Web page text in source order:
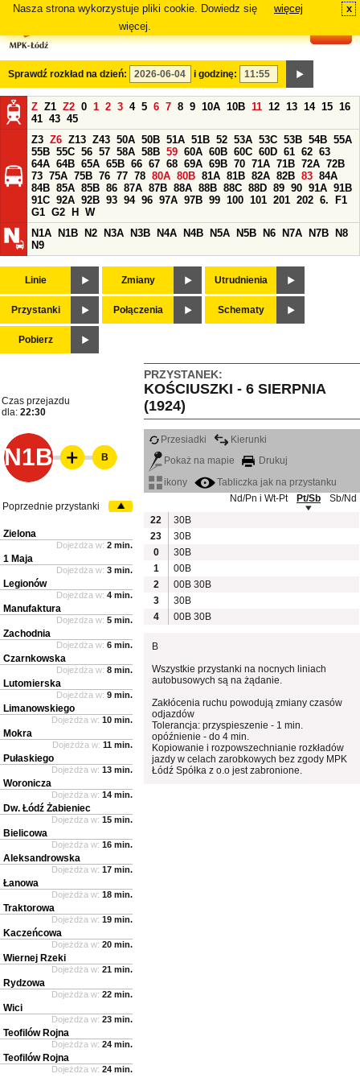
Nasza strona wykorzystuje pliki cookie. Dowiedz się
więcej.
więcej x
Sprawdź rozkład na dzień: i godzinę:
Z Z1 Z2 0 1 2 3 4 5 6 7 8 9 10A 10B 11 12 13 14 15 16
41 43 45
Z3 Z6 Z13 Z43 50A 50B 51A 51B 52 53A 53C 53B 54B 55A
55B 55C 56 57 58A 58B 59 60A 60B 60C 60D 61 62 63
64A 64B 65A 65B 66 67 68 69A 69B 70 71A 71B 72A 72B
73 75A 75B 76 77 78 80A 80B 81A 81B 82A 82B 83 84A
84B 85A 85B 86 87A 87B 88A 88B 88C 88D 89 90 91A 91B
91C 92A 92B 93 94 96 97A 97B 99 100 101 201 202 6.
F1
G1 G2 H
W
N1A
N1B N2 N3A N3B N4A N4B N5A N5B N6 N7A N7B
N8
N9
Linie Zmiany Utrudnienia
Przystanki Połączenia Schematy
Pobierz
PRZYSTANEK:
KOŚCIUSZKI - 6 SIERPNIA
(1924)
Czas przejazdu
dla: 22:30
N1B
Przesiadki
Kierunki
Pokaż na mapie
Drukuj
ikony
Tabliczka jak na przystanku
Nd/Pn i Wt-Pt
Pt/Sb
Sb/Nd
22
30B
23
30B
0
30B
1
00B
2
00B 30B
3
30B
4
00B 30B
B
Wszystkie przystanki na nocnych liniach
autobusowych są na żądanie.
Zakłócenia ruchu powodują zmiany czasów
odjazdów
Tolerancja: przyspieszenie - 1 min.
opóźnienie - do 4 min.
Kopiowanie i rozpowszechnianie rozkładów
jazdy w celach zarobkowych bez zgody MPK
Łódź Spółka z o.o jest zabronione.
B
Poprzednie przystanki
Zielona
Dojeżdża w: 2 min.
1 Maja
Dojeżdża w: 3 min.
Legionów
Dojeżdża w: 4 min.
Manufaktura
Dojeżdża w: 5 min.
Zachodnia
Dojeżdża w: 6 min.
Czarnkowska
Dojeżdża w: 8 min.
Lutomierska
Dojeżdża w: 9 min.
Limanowskiego
Dojeżdża w: 10 min.
Mokra
Dojeżdża w: 11 min.
Pułaskiego
Dojeżdża w: 13 min.
Woronicza
Dojeżdża w: 14 min.
Dw. Łódź Żabieniec
Dojeżdża w: 15 min.
Bielicowa
Dojeżdża w: 16 min.
Aleksandrowska
Dojeżdża w: 17 min.
Łanowa
Dojeżdża w: 18 min.
Traktorowa
Dojeżdża w: 19 min.
Kaczeńcowa
Dojeżdża w: 20 min.
Wiernej Rzeki
Dojeżdża w: 21 min.
Rydzowa
Dojeżdża w: 22 min.
Wici
Dojeżdża w: 23 min.
Teofilów Rojna
Dojeżdża w: 24 min.
Teofilów Rojna
Dojeżdża w: 24 min.